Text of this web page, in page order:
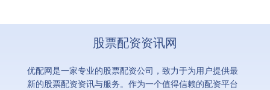
股票配资资讯网
优配网是一家专业的股票配资公司，致力于为用户提供最
新的股票配资资讯与服务。作为一个值得信赖的配资平台